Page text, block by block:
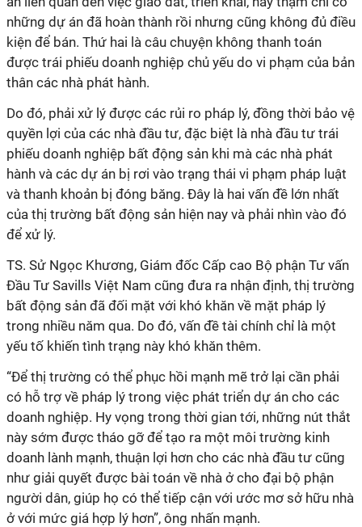
những dự án đã hoàn thành rồi nhưng cũng không đủ điều
kiện để bán. Thứ hai là câu chuyện không thanh toán
được trái phiếu doanh nghiệp chủ yếu do vi phạm của bản
thân các nhà phát hành.
Do đó, phải xử lý được các rủi ro pháp lý, đồng thời bảo vệ
quyền lợi của các nhà đầu tư, đặc biệt là nhà đầu tư trái
phiếu doanh nghiệp bất động sản khi mà các nhà phát
hành và các dự án bị rơi vào trạng thái vi phạm pháp luật
và thanh khoản bị đóng băng. Đây là hai vấn đề lớn nhất
của thị trường bất động sản hiện nay và phải nhìn vào đó
để xử lý.
TS. Sử Ngọc Khương, Giám đốc Cấp cao Bộ phận Tư vấn
Đầu Tư Savills Việt Nam cũng đưa ra nhận định, thị trường
bất động sản đã đối mặt với khó khăn về mặt pháp lý
trong nhiều năm qua. Do đó, vấn đề tài chính chỉ là một
yếu tố khiến tình trạng này khó khăn thêm.
“Để thị trường có thể phục hồi mạnh mẽ trở lại cần phải
có hỗ trợ về pháp lý trong việc phát triển dự án cho các
doanh nghiệp. Hy vọng trong thời gian tới, những nút thắt
này sớm được tháo gỡ để tạo ra một môi trường kinh
doanh lành mạnh, thuận lợi hơn cho các nhà đầu tư cũng
như giải quyết được bài toán về nhà ở cho đại bộ phận
người dân, giúp họ có thể tiếp cận với ước mơ sở hữu nhà
ở với mức giá hợp lý hơn”, ông nhấn mạnh.